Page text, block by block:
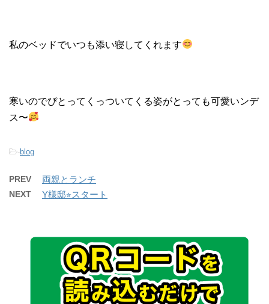
私のベッドでいつも添い寝してくれます
寒いのでぴとってくっついてくる姿がとっても可愛いンデ
ス〜
-blog
PREV 両親とランチ
NEXT Y様邸⭐︎スタート